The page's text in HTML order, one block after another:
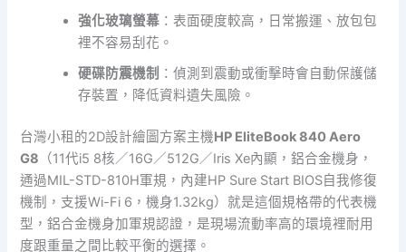
強化玻璃螢幕 ：表面硬度較高，日常搬運、放包包
裡不容易刮花。
硬碟防震機制 ：偵測到震動或衝擊時會自動保護儲
存裝置，降低資料遺失風險。
台灣小租的2D設計繪圖方案主機HP EliteBook 840 Aero
G8 （11代i5 8核／16G／512G／Iris Xe內顯，鋁合金機身，
通過MIL-STD-810H軍規，內建HP Sure Start BIOS自我修復
機制，支援Wi-Fi 6，機身1.32kg）就是這個規格帶的代表機
型，鋁合金機身加軍規認證，是現場流動率高的環境裡耐用
度跟重量之間比較平衡的選擇。